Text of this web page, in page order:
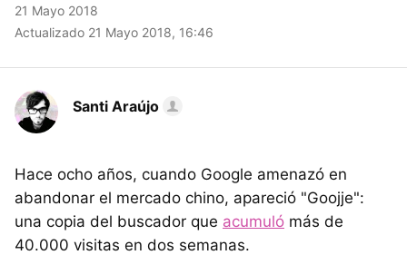
21 Mayo 2018
Actualizado 21 Mayo 2018, 16:46
Santi Araújo
Hace ocho años, cuando Google amenazó en
abandonar el mercado chino, apareció "Goojje":
una copia del buscador que acumuló más de
40.000 visitas en dos semanas.